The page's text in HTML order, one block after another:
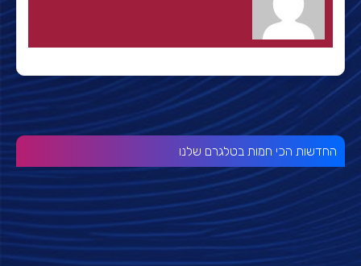
החדשות הכי חמות בטלגרם שלנו